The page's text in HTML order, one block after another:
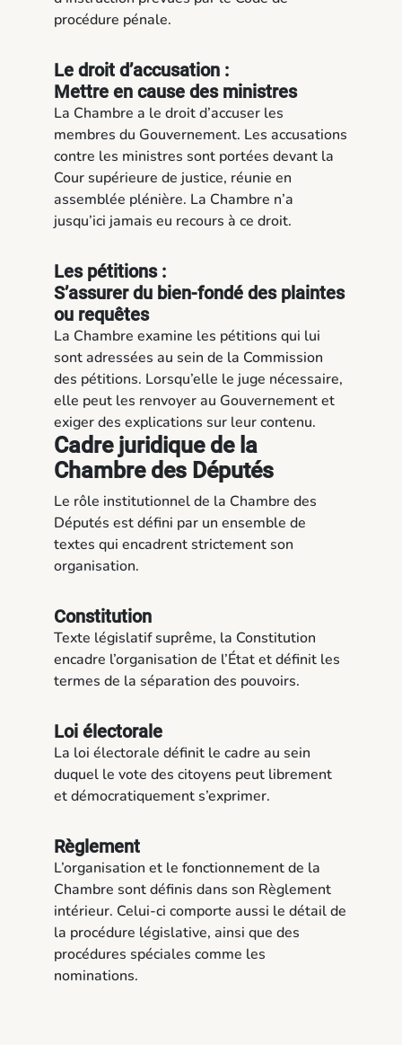
procédure pénale.
Le droit d’accusation :
Mettre en cause des ministres
La Chambre a le droit d’accuser les
membres du Gouvernement. Les accusations
contre les ministres sont portées devant la
Cour supérieure de justice, réunie en
assemblée plénière. La Chambre n’a
jusqu’ici jamais eu recours à ce droit.
Les pétitions :
S’assurer du bien-fondé des plaintes
ou requêtes
La Chambre examine les pétitions qui lui
sont adressées au sein de la Commission
des pétitions. Lorsqu’elle le juge nécessaire,
elle peut les renvoyer au Gouvernement et
exiger des explications sur leur contenu.
Cadre juridique de la
Chambre des Députés
Le rôle institutionnel de la Chambre des
Députés est défini par un ensemble de
textes qui encadrent strictement son
organisation.
Constitution
Texte législatif suprême, la Constitution
encadre l’organisation de l’État et définit les
termes de la séparation des pouvoirs.
Loi électorale
La loi électorale définit le cadre au sein
duquel le vote des citoyens peut librement
et démocratiquement s’exprimer.
Règlement
L’organisation et le fonctionnement de la
Chambre sont définis dans son Règlement
intérieur. Celui-ci comporte aussi le détail de
la procédure législative, ainsi que des
procédures spéciales comme les
nominations.